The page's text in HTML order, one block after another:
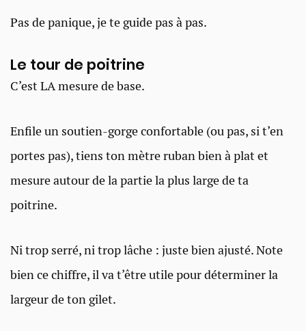
Pas de panique, je te guide pas à pas.
Le tour de poitrine
C’est LA mesure de base.
Enfile un soutien-gorge confortable (ou pas, si t’en
portes pas), tiens ton mètre ruban bien à plat et
mesure autour de la partie la plus large de ta
poitrine.
Ni trop serré, ni trop lâche : juste bien ajusté. Note
bien ce chiffre, il va t’être utile pour déterminer la
largeur de ton gilet.